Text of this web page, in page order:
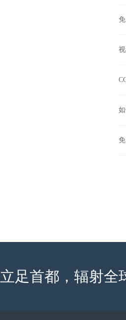
立足首都，辐射全